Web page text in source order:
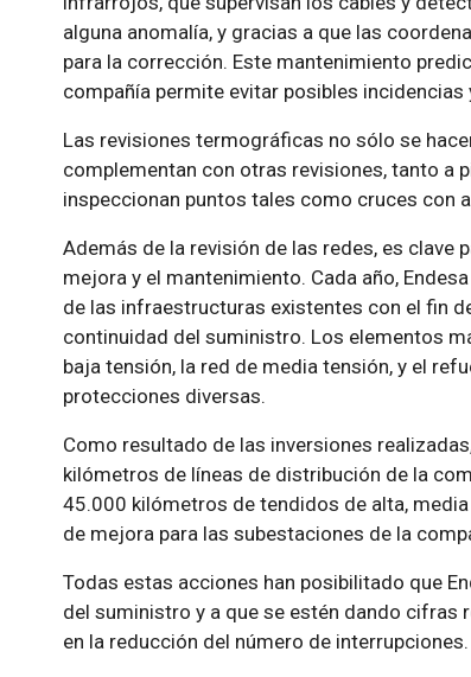
alguna anomalía, y gracias a que las
para la corrección. Este mantenimiento
compañía permite evitar posibles incidencias
Las revisiones termográficas no sólo se
complementan con otras revisiones, tanto a
inspeccionan puntos tales como cruces con
Además de la revisión de las redes, es
mejora y el mantenimiento. Cada año,
de las infraestructuras existentes con el fin
continuidad del suministro. Los elementos
baja tensión, la red de media tensión, y el
protecciones diversas.
Como resultado de las inversiones
kilómetros de líneas de distribución de la
45.000 kilómetros de tendidos de alta,
de mejora para las subestaciones de la
Todas estas acciones han posibilitado que
del suministro y a que se estén dando
en la reducción del número de interrupciones.